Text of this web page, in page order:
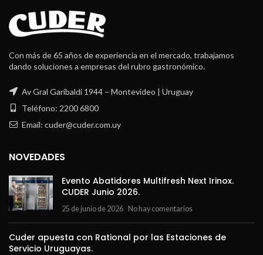
Con más de 65 años de experiencia en el mercado, trabajamos
dando soluciones a empresas del rubro gastronómico.
Av Gral Garibaldi 1944 – Montevideo | Uruguay
Teléfono: 2200 6800
Email: cuder@cuder.com.uy
NOVEDADES
Evento Abatidores Multifresh Next Irinox.
CUDER Junio 2026.
25 de junio de 2026 No hay comentarios
Cuder apuesta con Rational por las Estaciones de
Servicio Uruguayas.